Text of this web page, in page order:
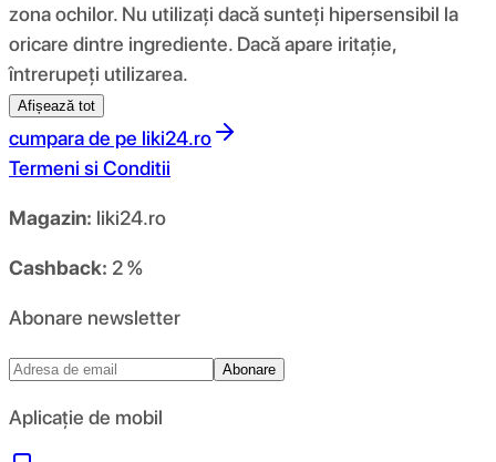
zona ochilor. Nu utilizați dacă sunteți hipersensibil la
oricare dintre ingrediente. Dacă apare iritație,
întrerupeți utilizarea.
Afișează tot
cumpara de pe liki24.ro
Termeni si Conditii
Magazin: liki24.ro
Cashback: 2 %
Abonare newsletter
Abonare
Aplicație de mobil